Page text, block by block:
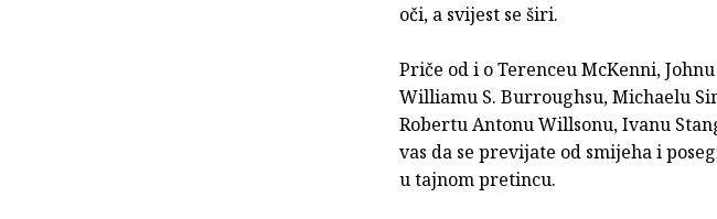
oči, a svijest se širi.
Priče od i o Terenceu McKenni,
Williamu S. Burroughsu, Michaelu
Robertu Antonu Willsonu, Ivanu
vas da se previjate od smijeha i
u tajnom pretincu.